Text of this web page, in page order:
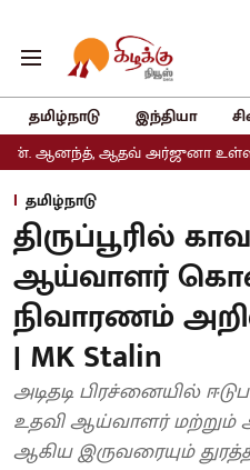
தமிழ்நாடு இந்தியா
அர்ஜுனா உள்ளிட்டோர்க்கு
தமிழ்நாடு
திருப்பூரில்
ஆய்வாளர்
நிவாரணம்
| MK Stalin
அடிதடி பிரச்னையில்
உதவி ஆய்வாளர் மற்றும்
ஆகிய இருவரையும்